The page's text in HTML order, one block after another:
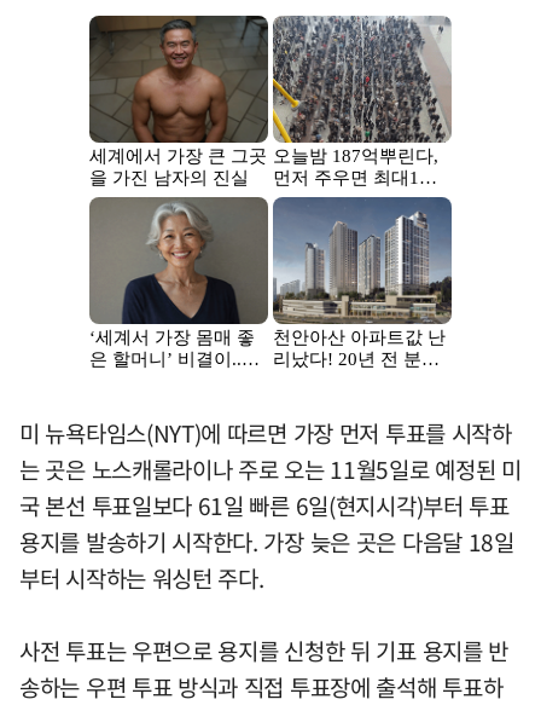
미 뉴욕타임스(NYT)에 따르면 가장 먼저 투표를 시작하
는 곳은 노스캐롤라이나 주로 오는 11월5일로 예정된 미
국 본선 투표일보다 61일 빠른 6일(현지시각)부터 투표
용지를 발송하기 시작한다. 가장 늦은 곳은 다음달 18일
부터 시작하는 워싱턴 주다.
사전 투표는 우편으로 용지를 신청한 뒤 기표 용지를 반
송하는 우편 투표 방식과 직접 투표장에 출석해 투표하